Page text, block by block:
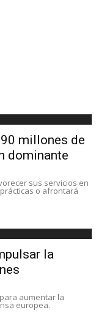
millones de
dominante
sus servicios en
o afrontará
la
aumentar la
europea.